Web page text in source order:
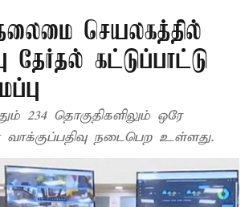
செயலகத்தில்
தேர்தல் கட்டுப்பாட்டு
234 தொகுதிகளிலும் ஒரே
நடைபெற உள்ளது.